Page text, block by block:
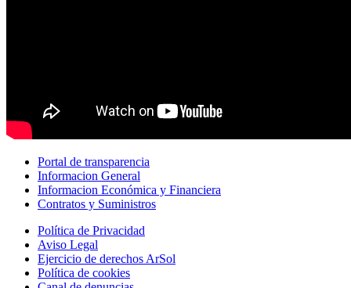
Portal de transparencia
Informacion General
Informacion Económica y Financiera
Contratos y Suministros
Política de Privacidad
Aviso Legal
Ejercicio de derechos ArSol
Política de cookies